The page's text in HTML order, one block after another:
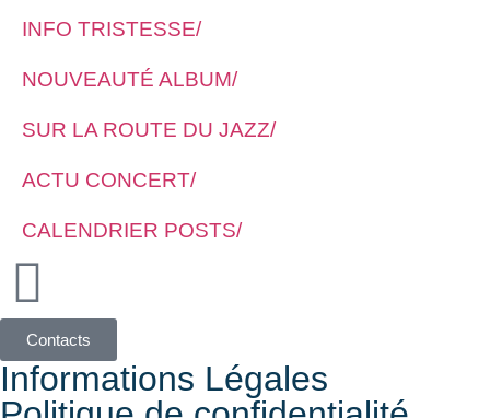
INFO TRISTESSE/
NOUVEAUTÉ ALBUM/
SUR LA ROUTE DU JAZZ/
ACTU CONCERT/
CALENDRIER POSTS/
Contacts
Informations Légales